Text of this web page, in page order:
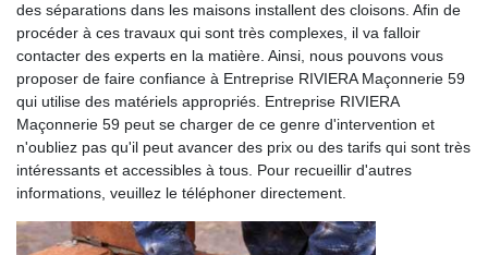
des séparations dans les maisons installent des cloisons. Afin de
procéder à ces travaux qui sont très complexes, il va falloir
contacter des experts en la matière. Ainsi, nous pouvons vous
proposer de faire confiance à Entreprise RIVIERA Maçonnerie 59
qui utilise des matériels appropriés. Entreprise RIVIERA
Maçonnerie 59 peut se charger de ce genre d'intervention et
n'oubliez pas qu'il peut avancer des prix ou des tarifs qui sont très
intéressants et accessibles à tous. Pour recueillir d'autres
informations, veuillez le téléphoner directement.